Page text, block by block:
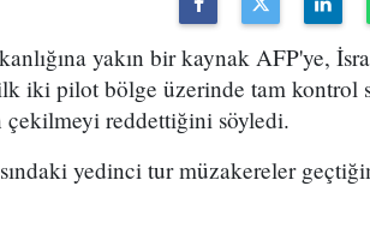
yakın bir kaynak AFP'ye,
iki pilot bölge üzerinde tam kontrol
çekilmeyi reddettiğini söyledi.
yedinci tur müzakereler